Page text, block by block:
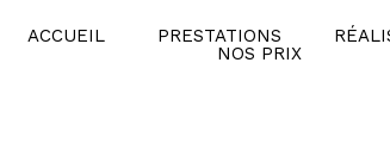
ACCUEIL PRESTATIONS
NOS PRIX